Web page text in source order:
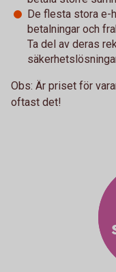
De flesta stora e-
betalningar och
Ta del av deras
Obs: Är priset för
oftast det!